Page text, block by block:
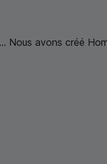
avons créé